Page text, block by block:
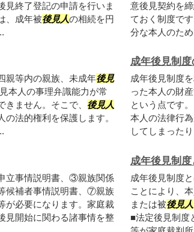
見終了登記の申請を行いま
、成年被後見人の相続を円
意後見契約を
ておく制度で
分な本人のた
親等内の親族、未成年後見
本人の事理弁識能力が常
ません。そこで、 後見人
法的権利を保護します。
成年後見制
成年後見制度
った本人の財
という点です
本人の法律行
してしまった
立事情説明書、③親族関係
候補者事情説明書、⑦親族
が必要になります。家庭裁
見開始に関わる諸事情を整
成年後見制度
成年後見制度
ことにより、
または被後見人
■法定後見制度